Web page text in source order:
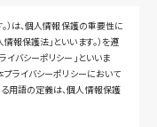
）は、個人情報保護の重要性に
報保護法」といいます。）を遵
イバシーポリシー」といいま
プライバシーポリシーにおいて
用語の定義は、個人情報保護